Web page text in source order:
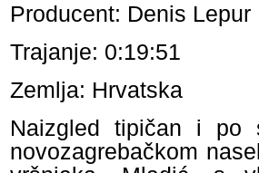
Producent: Denis Lepur
Trajanje: 0:19:51
Zemlja: Hrvatska
Naizgled tipičan i po
novozagrebačkom